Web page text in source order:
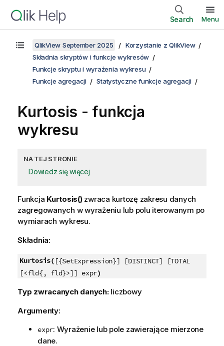
Search Menu
QlikView September 2025
Korzystanie z QlikView
Składnia skryptów i funkcje wykresów
Funkcje skryptu i wyrażenia wykresu
Funkcje agregacji
Statystyczne funkcje agregacji
Kurtosis - funkcja
wykresu
NA TEJ STRONIE
Dowiedz się więcej
Funkcja Kurtosis()zwraca kurtozę zakresu danych
zagregowanych w wyrażeniu lub polu iterowanym po
wymiarach wykresu.
Składnia:
Kurtosis( [{SetExpression}] [DISTINCT] [TOTAL
[<fld{, fld}>]] expr)
Typ zwracanych danych: liczbowy
Argumenty:
expr: Wyrażenie lub pole zawierające mierzone
dane.